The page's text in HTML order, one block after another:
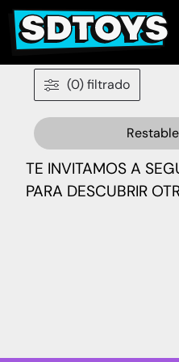
(0) filtrado
TE INVITAMOS A
PARA DESCUBRIR